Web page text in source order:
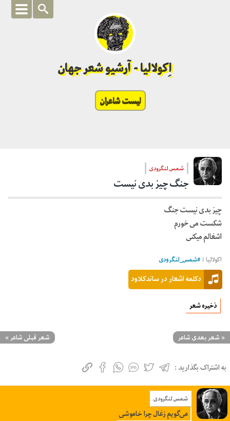
اِکولالیا - آرشیو شعر جهان
لیست شاعران
شمس لنگرودی
جنگ چیز بدی نیست
چیز بدی نیست جنگ
شکست می خورم
اشغالم میکنی
اکولالیا | #شمس_لنگرودی
دکلمه اشعار در ساندکلاود
ذخیره شعر
« شعر بعدی شاعر شعر قبلی شاعر»
به اشتراک بگذارید :
شمس لنگرودی
می‌گویم زغال چرا خاموشی